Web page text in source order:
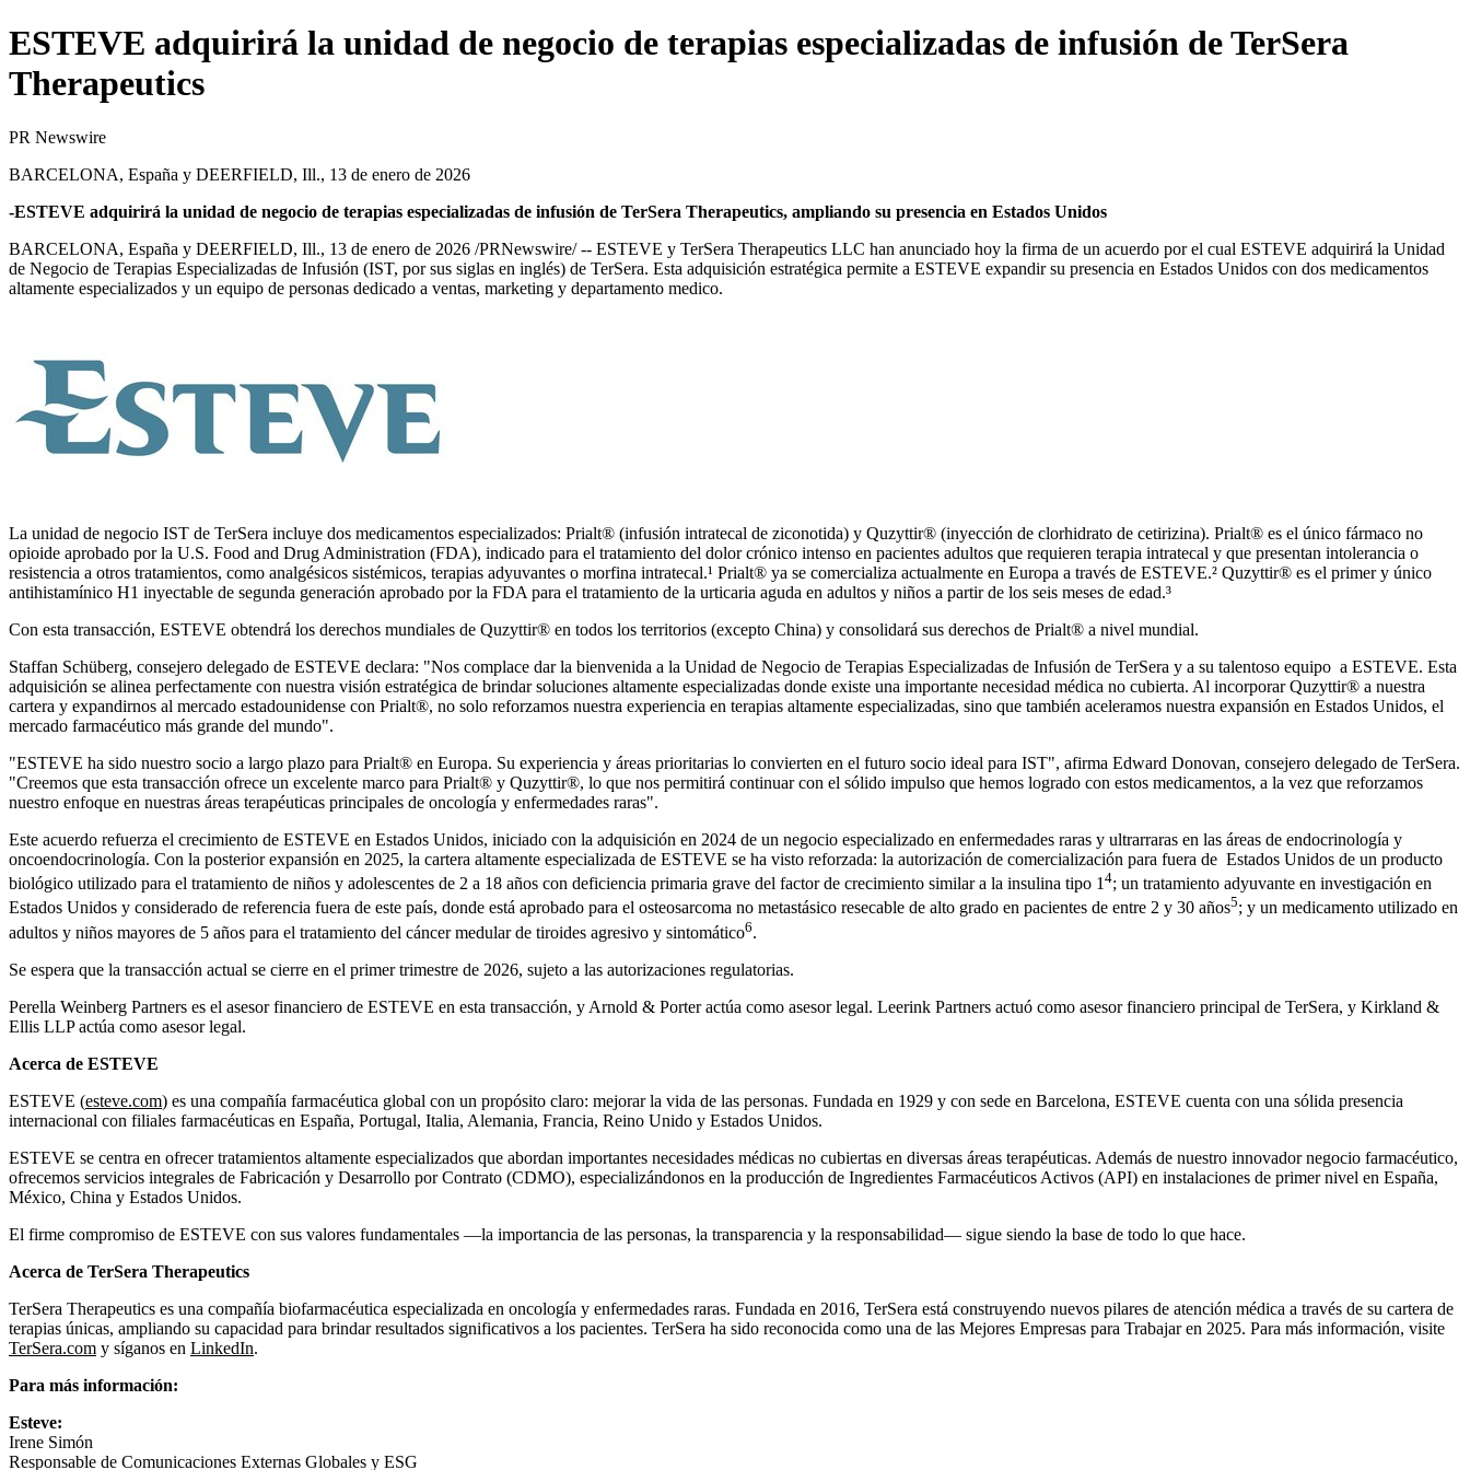
ESTEVE adquirirá la unidad de negocio de terapias especializadas de infusión de TerSera
Therapeutics
PR Newswire
BARCELONA, España y DEERFIELD, Ill., 13 de enero de 2026
-ESTEVE adquirirá la unidad de negocio de terapias especializadas de infusión de TerSera Therapeutics, ampliando su presencia en Estados Unidos
BARCELONA, España y DEERFIELD, Ill., 13 de enero de 2026 /PRNewswire/ -- ESTEVE y TerSera Therapeutics LLC han anunciado hoy la firma de un acuerdo por el cual ESTEVE adquirirá la Unidad
de Negocio de Terapias Especializadas de Infusión (IST, por sus siglas en inglés) de TerSera. Esta adquisición estratégica permite a ESTEVE expandir su presencia en Estados Unidos con dos medicamentos
altamente especializados y un equipo de personas dedicado a ventas, marketing y departamento medico.
La unidad de negocio IST de TerSera incluye dos medicamentos especializados: Prialt® (infusión intratecal de ziconotida) y Quzyttir® (inyección de clorhidrato de cetirizina). Prialt® es el único fármaco no
opioide aprobado por la U.S. Food and Drug Administration (FDA), indicado para el tratamiento del dolor crónico intenso en pacientes adultos que requieren terapia intratecal y que presentan intolerancia o
resistencia a otros tratamientos, como analgésicos sistémicos, terapias adyuvantes o morfina intratecal.¹ Prialt® ya se comercializa actualmente en Europa a través de ESTEVE.² Quzyttir® es el primer y único
antihistamínico H1 inyectable de segunda generación aprobado por la FDA para el tratamiento de la urticaria aguda en adultos y niños a partir de los seis meses de edad.³
Con esta transacción, ESTEVE obtendrá los derechos mundiales de Quzyttir® en todos los territorios (excepto China) y consolidará sus derechos de Prialt® a nivel mundial.
Staffan Schüberg, consejero delegado de ESTEVE declara: "Nos complace dar la bienvenida a la Unidad de Negocio de Terapias Especializadas de Infusión de TerSera y a su talentoso equipo a ESTEVE. Esta
adquisición se alinea perfectamente con nuestra visión estratégica de brindar soluciones altamente especializadas donde existe una importante necesidad médica no cubierta. Al incorporar Quzyttir® a nuestra
cartera y expandirnos al mercado estadounidense con Prialt®, no solo reforzamos nuestra experiencia en terapias altamente especializadas, sino que también aceleramos nuestra expansión en Estados Unidos, el
mercado farmacéutico más grande del mundo".
"ESTEVE ha sido nuestro socio a largo plazo para Prialt® en Europa. Su experiencia y áreas prioritarias lo convierten en el futuro socio ideal para IST", afirma Edward Donovan, consejero delegado de TerSera.
"Creemos que esta transacción ofrece un excelente marco para Prialt® y Quzyttir®, lo que nos permitirá continuar con el sólido impulso que hemos logrado con estos medicamentos, a la vez que reforzamos
nuestro enfoque en nuestras áreas terapéuticas principales de oncología y enfermedades raras".
Este acuerdo refuerza el crecimiento de ESTEVE en Estados Unidos, iniciado con la adquisición en 2024 de un negocio especializado en enfermedades raras y ultrarraras en las áreas de endocrinología y
oncoendocrinología. Con la posterior expansión en 2025, la cartera altamente especializada de ESTEVE se ha visto reforzada: la autorización de comercialización para fuera de Estados Unidos de un producto
biológico utilizado para el tratamiento de niños y adolescentes de 2 a 18 años con deficiencia primaria grave del factor de crecimiento similar a la insulina tipo 1 4; un tratamiento adyuvante en investigación en
Estados Unidos y considerado de referencia fuera de este país, donde está aprobado para el osteosarcoma no metastásico resecable de alto grado en pacientes de entre 2 y 30 años5; y un medicamento utilizado en
adultos y niños mayores de 5 años para el tratamiento del cáncer medular de tiroides agresivo y sintomático6.
Se espera que la transacción actual se cierre en el primer trimestre de 2026, sujeto a las autorizaciones regulatorias.
Perella Weinberg Partners es el asesor financiero de ESTEVE en esta transacción, y Arnold & Porter actúa como asesor legal. Leerink Partners actuó como asesor financiero principal de TerSera, y Kirkland &
Ellis LLP actúa como asesor legal.
Acerca de ESTEVE
ESTEVE (esteve.com) es una compañía farmacéutica global con un propósito claro: mejorar la vida de las personas. Fundada en 1929 y con sede en Barcelona, ESTEVE cuenta con una sólida presencia
internacional con filiales farmacéuticas en España, Portugal, Italia, Alemania, Francia, Reino Unido y Estados Unidos.
ESTEVE se centra en ofrecer tratamientos altamente especializados que abordan importantes necesidades médicas no cubiertas en diversas áreas terapéuticas. Además de nuestro innovador negocio farmacéutico,
ofrecemos servicios integrales de Fabricación y Desarrollo por Contrato (CDMO), especializándonos en la producción de Ingredientes Farmacéuticos Activos (API) en instalaciones de primer nivel en España,
México, China y Estados Unidos.
El firme compromiso de ESTEVE con sus valores fundamentales —la importancia de las personas, la transparencia y la responsabilidad— sigue siendo la base de todo lo que hace.
Acerca de TerSera Therapeutics
TerSera Therapeutics es una compañía biofarmacéutica especializada en oncología y enfermedades raras. Fundada en 2016, TerSera está construyendo nuevos pilares de atención médica a través de su cartera de
terapias únicas, ampliando su capacidad para brindar resultados significativos a los pacientes. TerSera ha sido reconocida como una de las Mejores Empresas para Trabajar en 2025. Para más información, visite
TerSera.com y síganos en LinkedIn.
Para más información:
Esteve:
Irene Simón
Responsable de Comunicaciones Externas Globales y ESG